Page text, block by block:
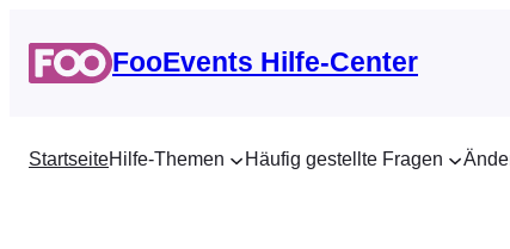
FooEvents Hilfe-Center
StartseiteHilfe-Themen Häufig gestellte Fragen